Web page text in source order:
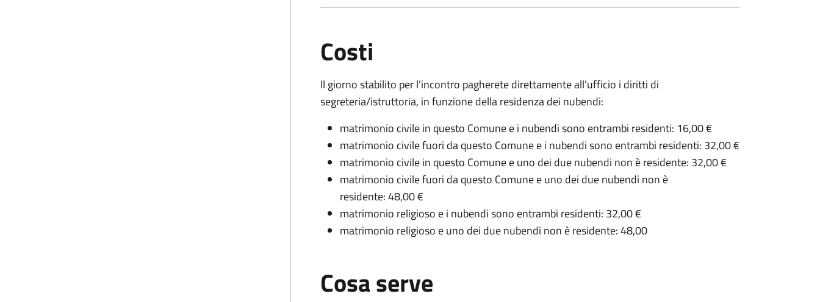
Costi
Il giorno stabilito per l’incontro pagherete direttamente all’ufficio i diritti di
segreteria/istruttoria, in funzione della residenza dei nubendi:
matrimonio civile in questo Comune e i nubendi sono entrambi residenti: 16,00 €
matrimonio civile fuori da questo Comune e i nubendi sono entrambi residenti: 32,00 €
matrimonio civile in questo Comune e uno dei due nubendi non è residente: 32,00 €
matrimonio civile fuori da questo Comune e uno dei due nubendi non è
residente: 48,00 €
matrimonio religioso e i nubendi sono entrambi residenti: 32,00 €
matrimonio religioso e uno dei due nubendi non è residente: 48,00
Cosa serve